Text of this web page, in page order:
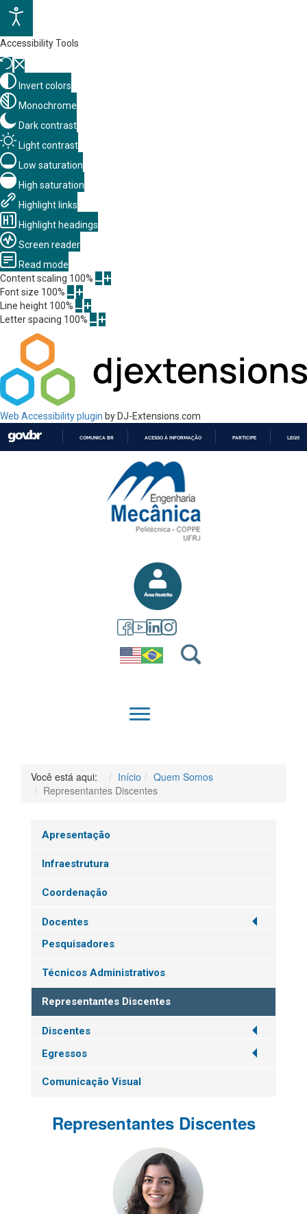
Accessibility Tools
Invert colors
Monochrome
Dark contrast
Light contrast
Low saturation
High saturation
Highlight links
Highlight headings
Screen reader
Read mode
Content scaling 100%
Font size 100%
Line height 100%
Letter spacing 100%
Web Accessibility plugin by DJ-Extensions.com
PARA
CONTEÚDO
COMUNICA BR ACESSO À INFORMAÇÃO PARTICIPE
QUEM SOMOS
Você está aqui: Início
Quem Somos
Representantes Discentes
Apresentação
Infraestrutura
Coordenação
Docentes
Pesquisadores
Técnicos Administrativos
Representantes Discentes
Discentes
Egressos
Comunicação Visual
Representantes Discentes